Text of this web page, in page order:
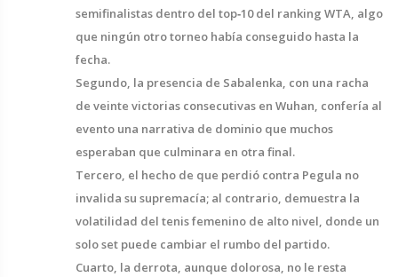
semifinalistas dentro del top‑10 del ranking WTA, algo
que ningún otro torneo había conseguido hasta la
fecha.
Segundo, la presencia de Sabalenka, con una racha
de veinte victorias consecutivas en Wuhan, confería al
evento una narrativa de dominio que muchos
esperaban que culminara en otra final.
Tercero, el hecho de que perdió contra Pegula no
invalida su supremacía; al contrario, demuestra la
volatilidad del tenis femenino de alto nivel, donde un
solo set puede cambiar el rumbo del partido.
Cuarto, la derrota, aunque dolorosa, no le resta